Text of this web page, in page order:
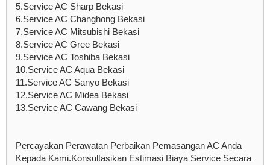
5.Service AC Sharp Bekasi
6.Service AC Changhong Bekasi
7.Service AC Mitsubishi Bekasi
8.Service AC Gree Bekasi
9.Service AC Toshiba Bekasi
10.Service AC Aqua Bekasi
11.Service AC Sanyo Bekasi
12.Service AC Midea Bekasi
13.Service AC Cawang Bekasi
Percayakan Perawatan Perbaikan Pemasangan AC Anda
Kepada Kami.Konsultasikan Estimasi Biaya Service Secara